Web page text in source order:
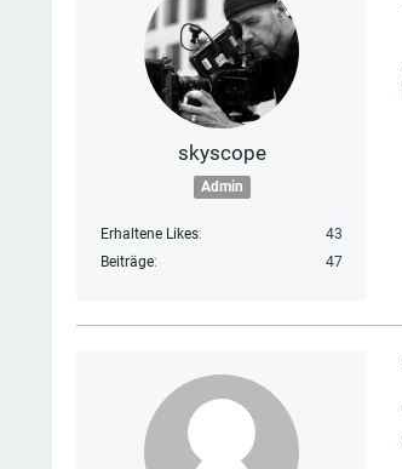
skyscope
Admin
Erhaltene Likes
43
Beiträge
47